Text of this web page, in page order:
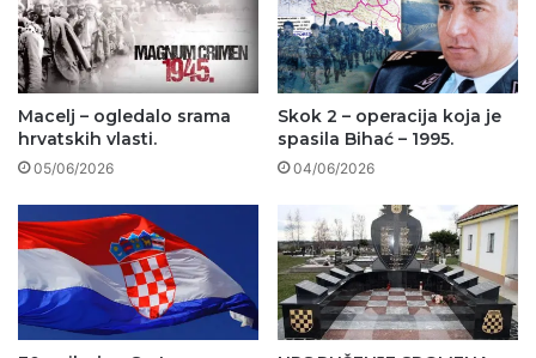
Macelj – ogledalo srama
hrvatskih vlasti.
05/06/2026
Skok 2 – operacija koja je
spasila Bihać – 1995.
04/06/2026